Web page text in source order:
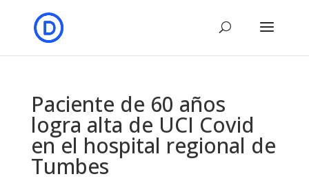
Paciente de 60 años
logra alta de UCI Covid
en el hospital regional de
Tumbes